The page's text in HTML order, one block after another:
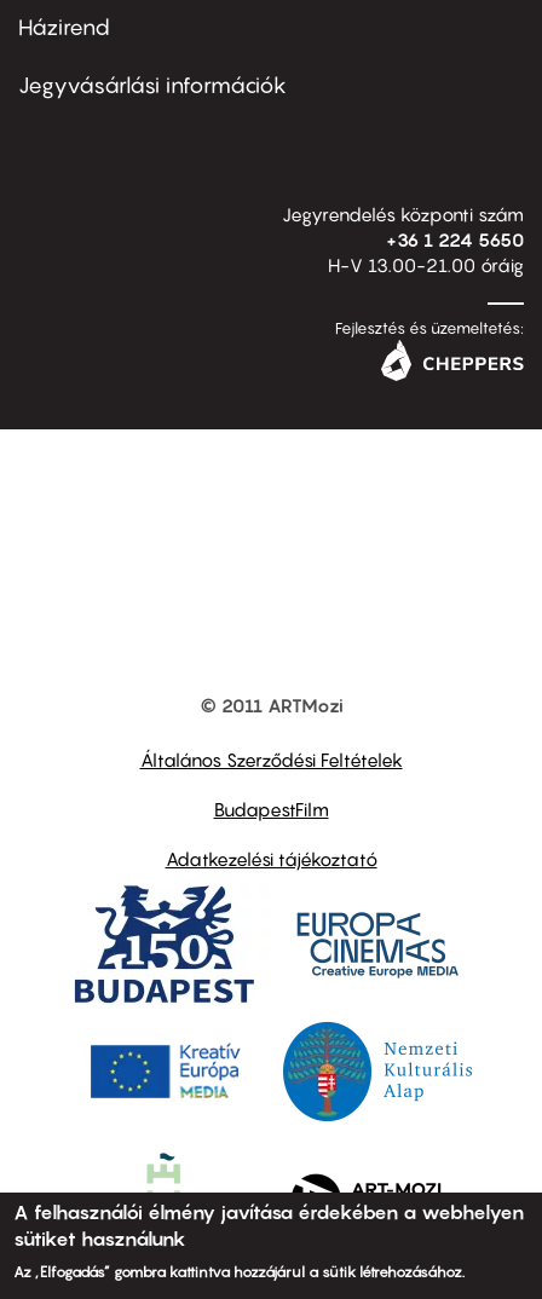
Footer
second
Házirend
Jegyvásárlási információk
Jegyrendelés központi szám
+36 1 224 5650
H-V 13.00-21.00 óráig
Fejlesztés és üzemeltetés:
© 2011 ARTMozi
Általános Szerződési Feltételek
BudapestFilm
Adatkezelési tájékoztató
A felhasználói élmény javítása érdekében a webhelyen
sütiket használunk
Az „Elfogadás” gombra kattintva hozzájárul a sütik létrehozásához.